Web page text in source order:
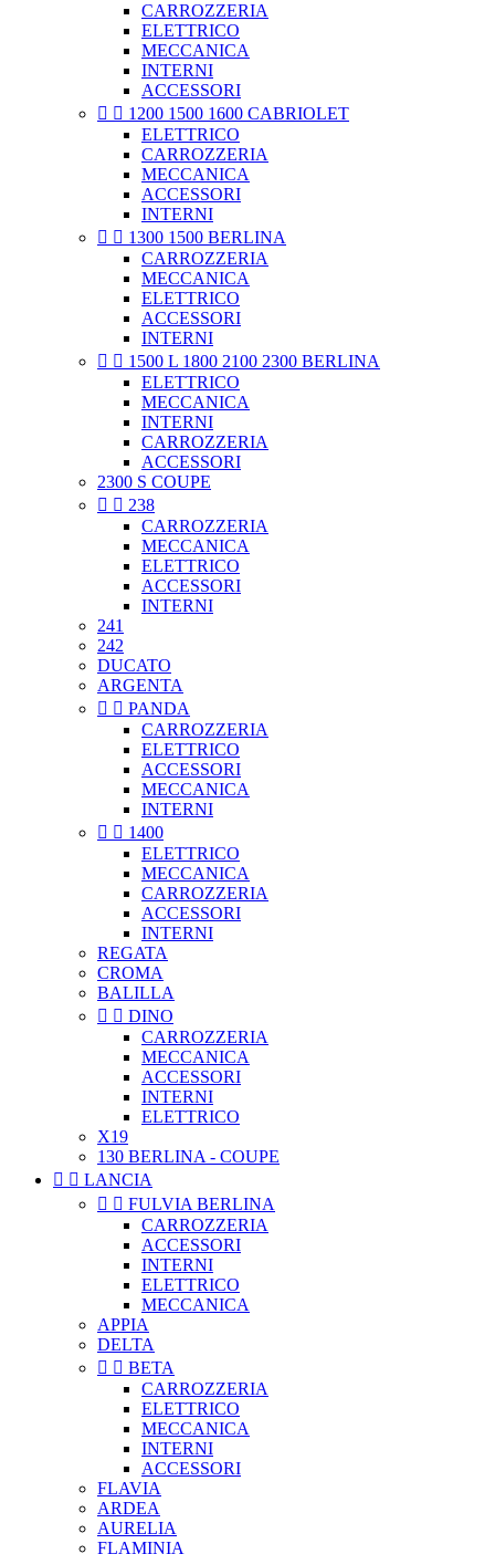
CARROZZERIA
ELETTRICO
MECCANICA
INTERNI
ACCESSORI
  1200 1500 1600 CABRIOLET
ELETTRICO
CARROZZERIA
MECCANICA
ACCESSORI
INTERNI
  1300 1500 BERLINA
CARROZZERIA
MECCANICA
ELETTRICO
ACCESSORI
INTERNI
  1500 L 1800 2100 2300 BERLINA
ELETTRICO
MECCANICA
INTERNI
CARROZZERIA
ACCESSORI
2300 S COUPE
  238
CARROZZERIA
MECCANICA
ELETTRICO
ACCESSORI
INTERNI
241
242
DUCATO
ARGENTA
  PANDA
CARROZZERIA
ELETTRICO
ACCESSORI
MECCANICA
INTERNI
  1400
ELETTRICO
MECCANICA
CARROZZERIA
ACCESSORI
INTERNI
REGATA
CROMA
BALILLA
  DINO
CARROZZERIA
MECCANICA
ACCESSORI
INTERNI
ELETTRICO
X19
130 BERLINA - COUPE
  LANCIA
  FULVIA BERLINA
CARROZZERIA
ACCESSORI
INTERNI
ELETTRICO
MECCANICA
APPIA
DELTA
  BETA
CARROZZERIA
ELETTRICO
MECCANICA
INTERNI
ACCESSORI
FLAVIA
ARDEA
AURELIA
FLAMINIA